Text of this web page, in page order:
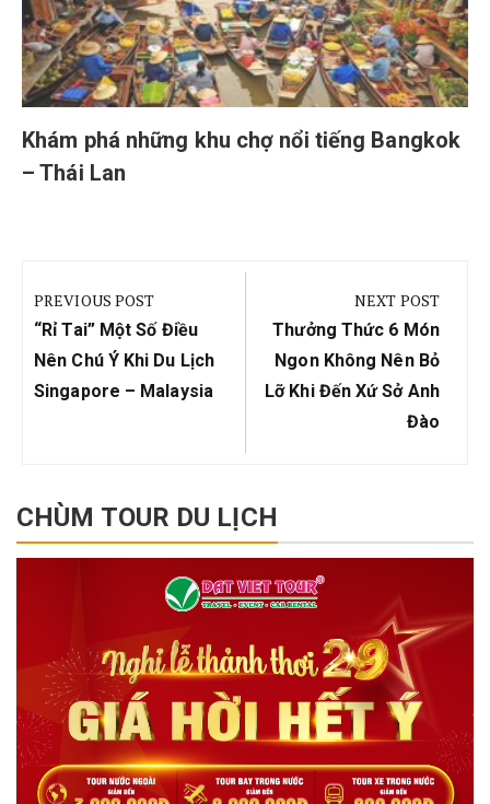
Khám phá những khu chợ nổi tiếng Bangkok
– Thái Lan
hướng
bài
viết
PREVIOUS POST
Previous
Post:
“Rỉ Tai” Một Số Điều
Nên Chú Ý Khi Du Lịch
Singapore – Malaysia
NEXT POST
Next
Post:
Thưởng Thức 6 Món
Ngon Không Nên Bỏ
Lỡ Khi Đến Xứ Sở Anh
Đào
CHÙM TOUR DU LỊCH